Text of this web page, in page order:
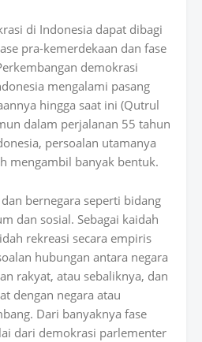
di Indonesia dapat dibagi
pra-kemerdekaan dan fase
demokrasi
mengalami pasang
hingga saat ini (Qutrul
dalam perjalanan 55 tahun
persoalan utamanya
mengambil banyak bentuk.
bernegara seperti bidang
dan sosial. Sebagai kaidah
rekreasi secara empiris
hubungan antara negara
rakyat, atau sebaliknya, dan
dengan negara atau
Dari banyaknya fase
dari demokrasi parlementer